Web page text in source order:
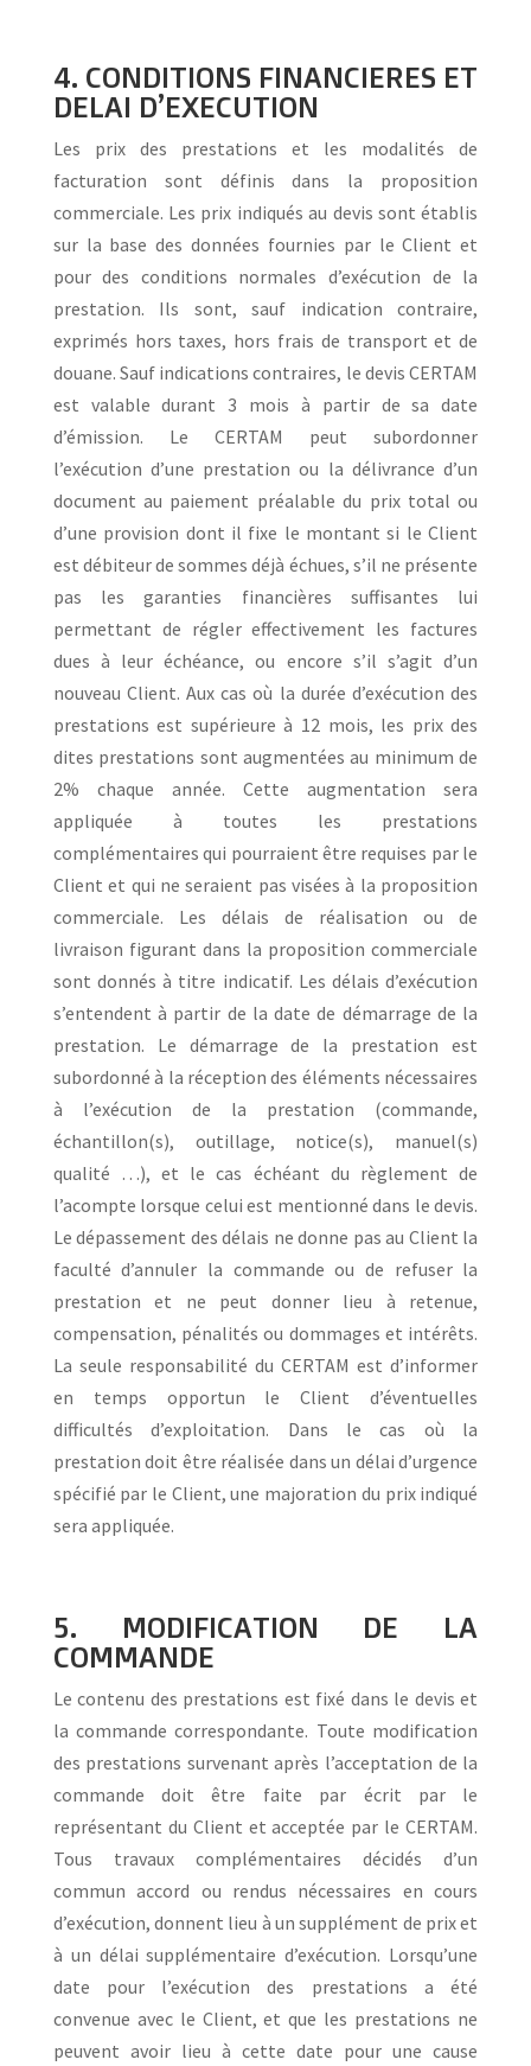
4. CONDITIONS FINANCIERES ET
DELAI D’EXECUTION
Les prix des prestations et les modalités de
facturation sont définis dans la proposition
commerciale. Les prix indiqués au devis sont établis
sur la base des données fournies par le Client et
pour des conditions normales d’exécution de la
prestation. Ils sont, sauf indication contraire,
exprimés hors taxes, hors frais de transport et de
douane. Sauf indications contraires, le devis CERTAM
est valable durant 3 mois à partir de sa date
d’émission. Le CERTAM peut subordonner
l’exécution d’une prestation ou la délivrance d’un
document au paiement préalable du prix total ou
d’une provision dont il fixe le montant si le Client
est débiteur de sommes déjà échues, s’il ne présente
pas les garanties financières suffisantes lui
permettant de régler effectivement les factures
dues à leur échéance, ou encore s’il s’agit d’un
nouveau Client. Aux cas où la durée d’exécution des
prestations est supérieure à 12 mois, les prix des
dites prestations sont augmentées au minimum de
2% chaque année. Cette augmentation sera
appliquée à toutes les prestations
complémentaires qui pourraient être requises par le
Client et qui ne seraient pas visées à la proposition
commerciale. Les délais de réalisation ou de
livraison figurant dans la proposition commerciale
sont donnés à titre indicatif. Les délais d’exécution
s’entendent à partir de la date de démarrage de la
prestation. Le démarrage de la prestation est
subordonné à la réception des éléments nécessaires
à l’exécution de la prestation (commande,
échantillon(s), outillage, notice(s), manuel(s)
qualité …), et le cas échéant du règlement de
l’acompte lorsque celui est mentionné dans le devis.
Le dépassement des délais ne donne pas au Client la
faculté d’annuler la commande ou de refuser la
prestation et ne peut donner lieu à retenue,
compensation, pénalités ou dommages et intérêts.
La seule responsabilité du CERTAM est d’informer
en temps opportun le Client d’éventuelles
difficultés d’exploitation. Dans le cas où la
prestation doit être réalisée dans un délai d’urgence
spécifié par le Client, une majoration du prix indiqué
sera appliquée.
5. MODIFICATION DE LA
COMMANDE
Le contenu des prestations est fixé dans le devis et
la commande correspondante. Toute modification
des prestations survenant après l’acceptation de la
commande doit être faite par écrit par le
représentant du Client et acceptée par le CERTAM.
Tous travaux complémentaires décidés d’un
commun accord ou rendus nécessaires en cours
d’exécution, donnent lieu à un supplément de prix et
à un délai supplémentaire d’exécution. Lorsqu’une
date pour l’exécution des prestations a été
convenue avec le Client, et que les prestations ne
peuvent avoir lieu à cette date pour une cause